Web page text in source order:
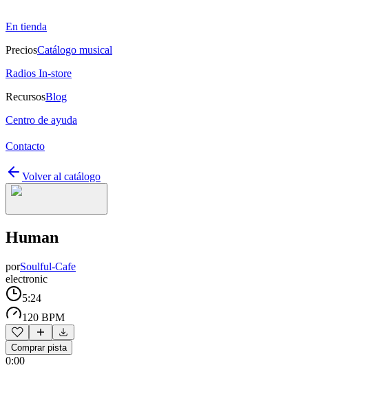
En tienda
PreciosCatálogo musical
Radios In-store
RecursosBlog
Centro de ayuda
Contacto
Volver al catálogo
Human
porSoulful-Cafe
electronic
5:24
120 BPM
Comprar pista
0:00